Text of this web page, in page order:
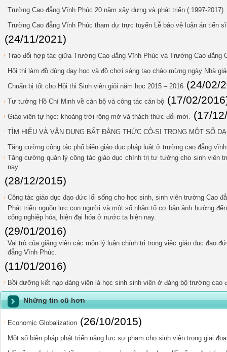
Trường Cao đẳng Vĩnh Phúc 20 năm xây dựng và phát triển ( 1997-2017)
Trường Cao đẳng Vĩnh Phúc tham dự trực tuyến Lễ bảo vệ luận án tiến
(24/11/2021)
Trao đổi hợp tác giữa Trường Cao đẳng Vĩnh Phúc và Trường Cao đẳng
Hội thi làm đồ dùng dạy học và đồ chơi sáng tạo chào mừng ngày Nhà
Chuẩn bị tốt cho Hội thi Sinh viên giỏi năm học 2015 – 2016 (24/02/
Tư tưởng Hồ Chí Minh về cán bộ và công tác cán bộ (17/02/
Giáo viên tự học: khoảng trời rộng mở và thách thức đổi mới. (17/
TÌM HIỂU VÀ VẬN DỤNG BẤT ĐẲNG THỨC CÔ-SI TRONG MỘT SỐ
Tăng cường công tác phổ biến giáo dục pháp luật ở trường cao đẳng
Tăng cường quản lý công tác giáo dục chính trị tư tưởng cho sinh viên
nay
(28/12/2015)
Công tác giáo dục đạo đức lối sống cho học sinh, sinh viên trường Cao
Phát triển nguồn lực con người và một số nhân tố cơ bản ảnh hưởng
công nghiệp hóa, hiện đại hóa ở nước ta hiện nay.
(29/01/2016)
Vai trò của giảng viên các môn lý luận chính trị trong việc giáo dục đạo
đẳng Vĩnh Phúc.
(11/01/2016)
Bồi dưỡng kết nạp đảng viên là học sinh sinh viên ở đảng bộ trường cao
Những tin cũ hơn
Economic Globalization (26/10/2015)
Một số biện pháp phát triển năng lực sư phạm cho sinh viên trong giai